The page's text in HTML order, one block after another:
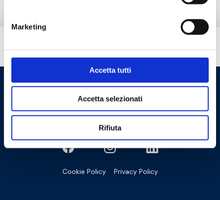
Marketing
Accetta tutti
Accetta selezionati
Rifiuta
Cookie Policy Privacy Policy